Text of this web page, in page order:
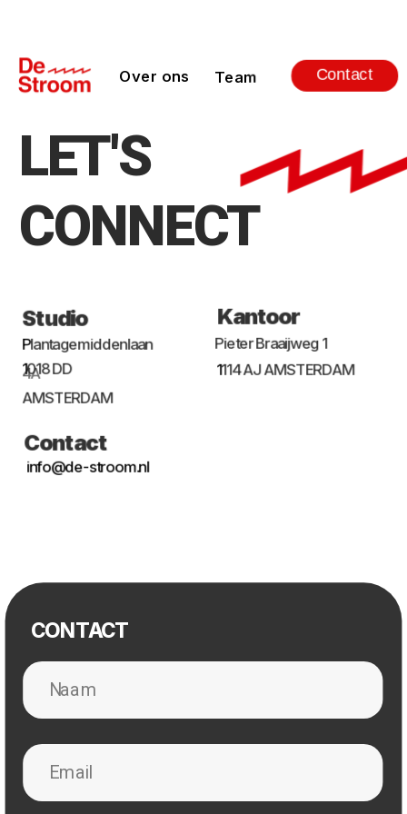
Contact
Over ons Team
LET'S
CONNECT
Kantoor
Studio
Pieter Braaijweg 1
Plantagemiddenlaan
4A
1018 DD
AMSTERDAM
1114 AJ AMSTERDAM
Contact
info@de-stroom.nl
CONTACT